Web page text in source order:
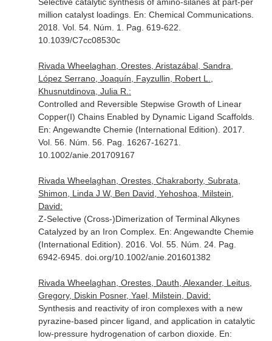
million catalyst loadings. En: Chemical Communications.
2018. Vol. 54. Núm. 1. Pag. 619-622.
10.1039/C7cc08530c
Rivada Wheelaghan, Orestes, Aristazábal, Sandra,
López Serrano, Joaquín, Fayzullin, Robert L.,
Khusnutdinova, Julia R.:
Controlled and Reversible Stepwise Growth of Linear
Copper(I) Chains Enabled by Dynamic Ligand Scaffolds.
En: Angewandte Chemie (International Edition) . 2017.
Vol. 56. Núm. 56. Pag. 16267-16271.
10.1002/anie.201709167
Rivada Wheelaghan, Orestes, Chakraborty, Subrata,
Shimon, Linda J W, Ben David, Yehoshoa, Milstein,
David:
Z-Selective (Cross-)Dimerization of Terminal Alkynes
Catalyzed by an Iron Complex. En: Angewandte Chemie
(International Edition) . 2016. Vol. 55. Núm. 24. Pag.
6942-6945. doi.org/10.1002/anie.201601382
Rivada Wheelaghan, Orestes, Dauth, Alexander, Leitus,
Gregory, Diskin Posner, Yael, Milstein, David:
Synthesis and reactivity of iron complexes with a new
pyrazine-based pincer ligand, and application in catalytic
low-pressure hydrogenation of carbon dioxide. En: